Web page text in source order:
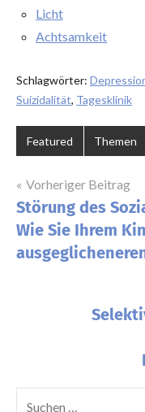
Licht
Achtsamkeit
Schlagwörter:
Suizidalität, Tagesklinik
Featured Themen
Vorheriger Beitrag
Störung des
Wie Sie Ihrem